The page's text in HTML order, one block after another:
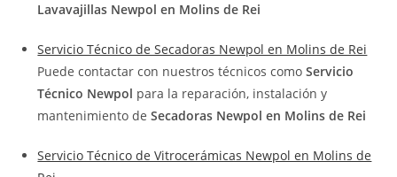
Lavavajillas Newpol en Molins de Rei
Servicio Técnico de Secadoras Newpol en Molins de Rei
Puede contactar con nuestros técnicos comoServicio
Técnico Newpol para la reparación, instalación y
mantenimiento deSecadoras Newpol en Molins de Rei
Servicio Técnico de Vitrocerámicas Newpol en Molins de